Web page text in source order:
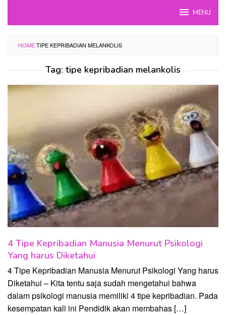
MENU
HOMETIPE KEPRIBADIAN MELANKOLIS
Tag: tipe kepribadian melankolis
4 Tipe Kepribadian Manusia Menurut Psikologi
Yang harus Diketahui
4 Tipe Kepribadian Manusia Menurut Psikologi Yang harus
Diketahui – Kita tentu saja sudah mengetahui bahwa
dalam psikologi manusia memiliki 4 tipe kepribadian. Pada
kesempatan kali ini Pendidik akan membahas […]